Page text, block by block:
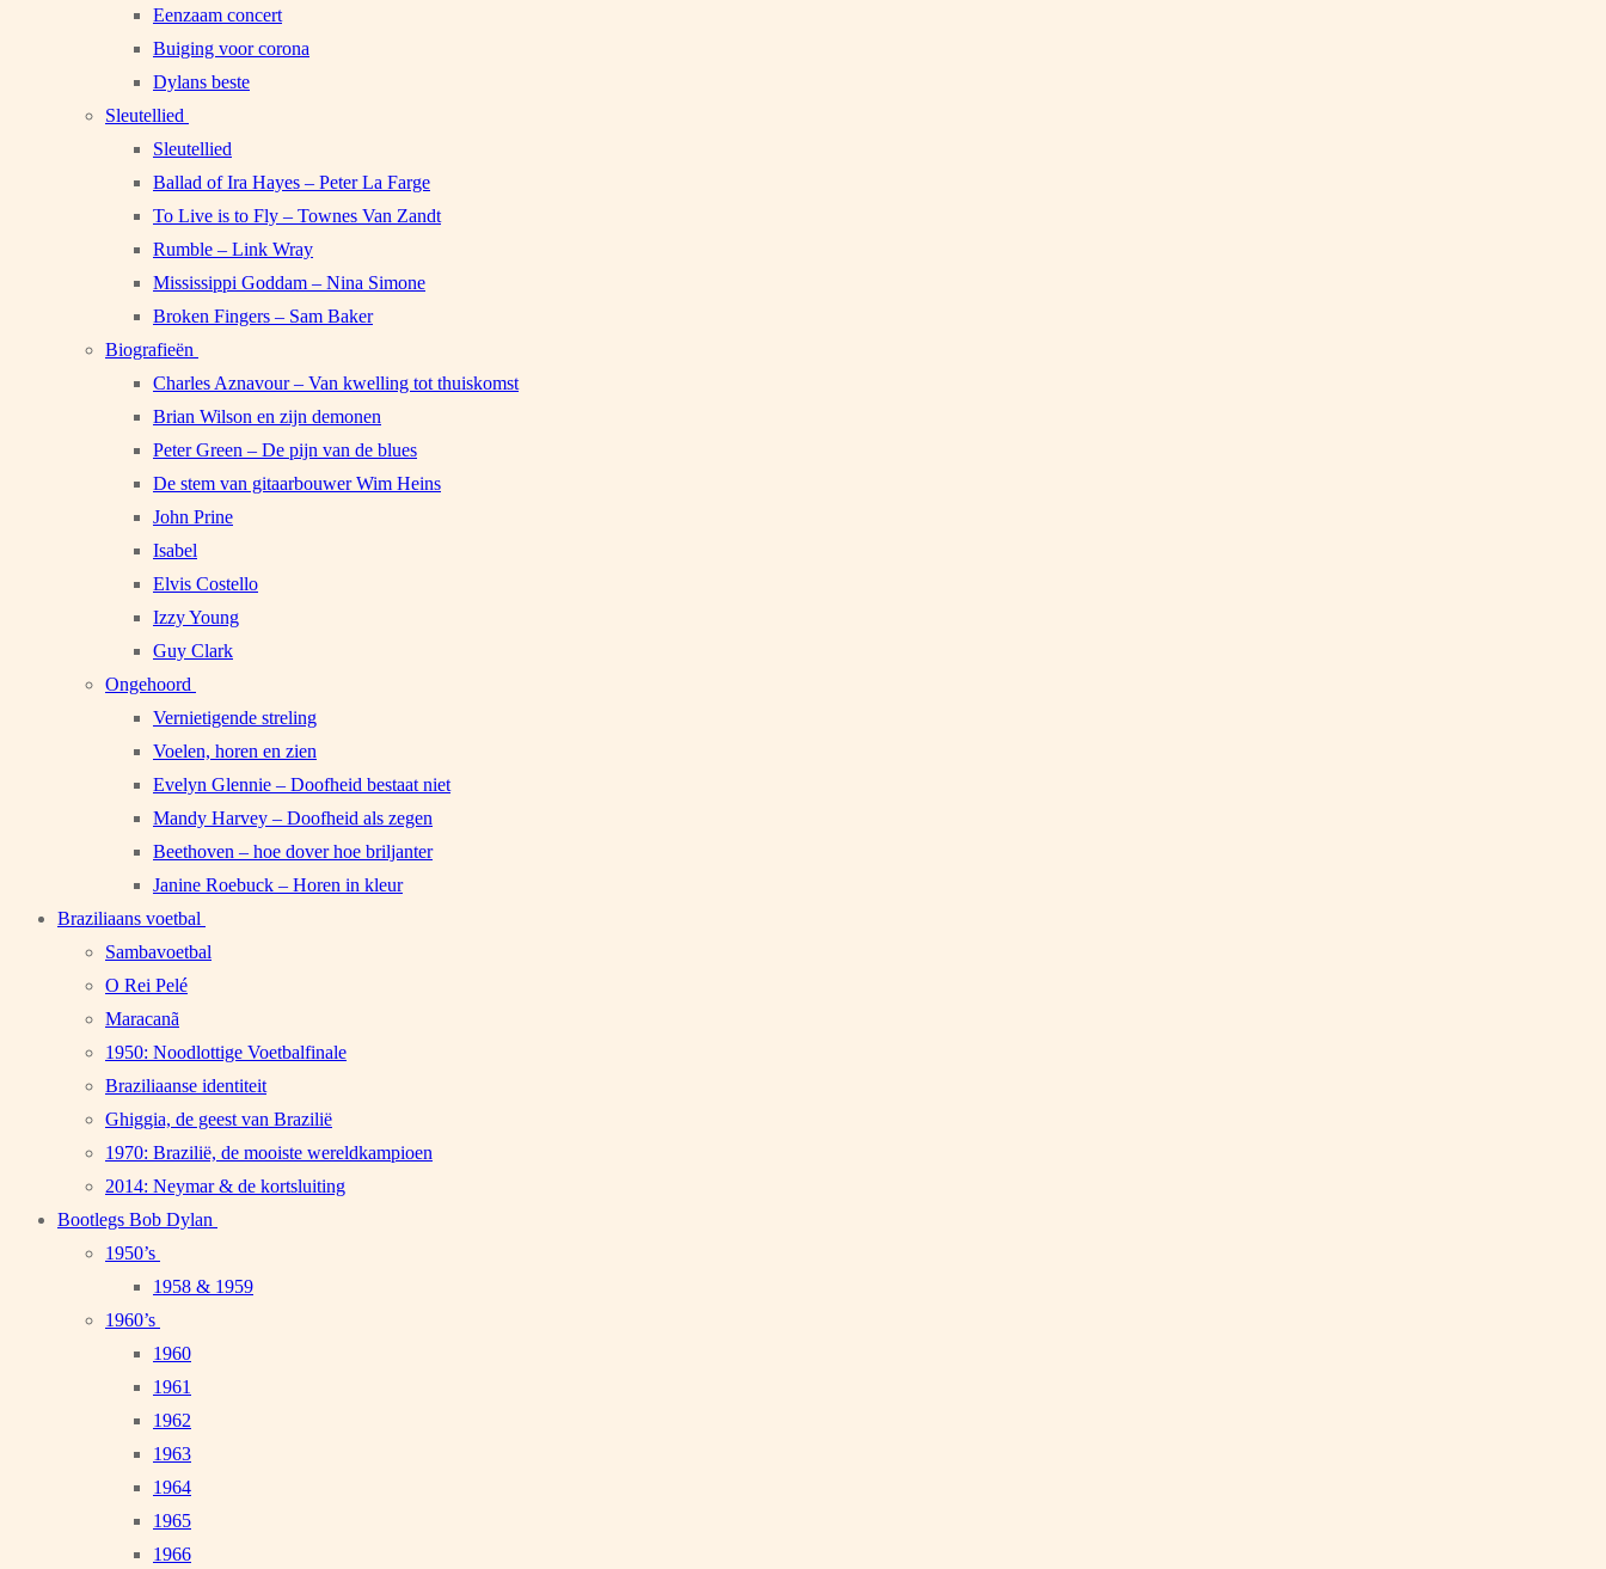
Eenzaam concert
Buiging voor corona
Dylans beste
Sleutellied
Sleutellied
Ballad of Ira Hayes – Peter La Farge
To Live is to Fly – Townes Van Zandt
Rumble – Link Wray
Mississippi Goddam – Nina Simone
Broken Fingers – Sam Baker
Biografieën
Charles Aznavour – Van kwelling tot thuiskomst
Brian Wilson en zijn demonen
Peter Green – De pijn van de blues
De stem van gitaarbouwer Wim Heins
John Prine
Isabel
Elvis Costello
Izzy Young
Guy Clark
Ongehoord
Vernietigende streling
Voelen, horen en zien
Evelyn Glennie – Doofheid bestaat niet
Mandy Harvey – Doofheid als zegen
Beethoven – hoe dover hoe briljanter
Janine Roebuck – Horen in kleur
Braziliaans voetbal
Sambavoetbal
O Rei Pelé
Maracanã
1950: Noodlottige Voetbalfinale
Braziliaanse identiteit
Ghiggia, de geest van Brazilië
1970: Brazilië, de mooiste wereldkampioen
2014: Neymar & de kortsluiting
Bootlegs Bob Dylan
1950’s
1958 & 1959
1960’s
1960
1961
1962
1963
1964
1965
1966